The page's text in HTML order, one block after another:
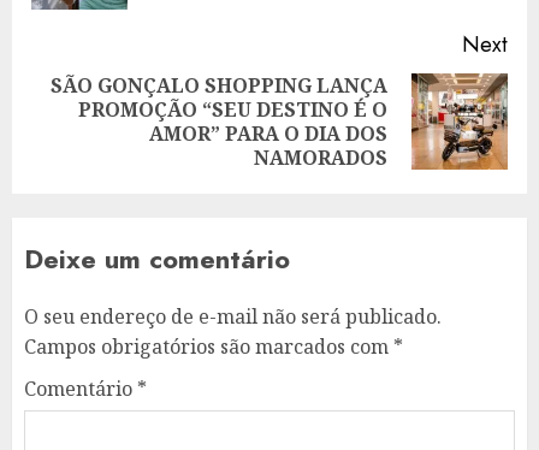
Next
Next
SÃO GONÇALO SHOPPING LANÇA
PROMOÇÃO “SEU DESTINO É O
AMOR” PARA O DIA DOS
NAMORADOS
Deixe um comentário
O seu endereço de e-mail não será publicado.
Campos obrigatórios são marcados com *
Comentário *